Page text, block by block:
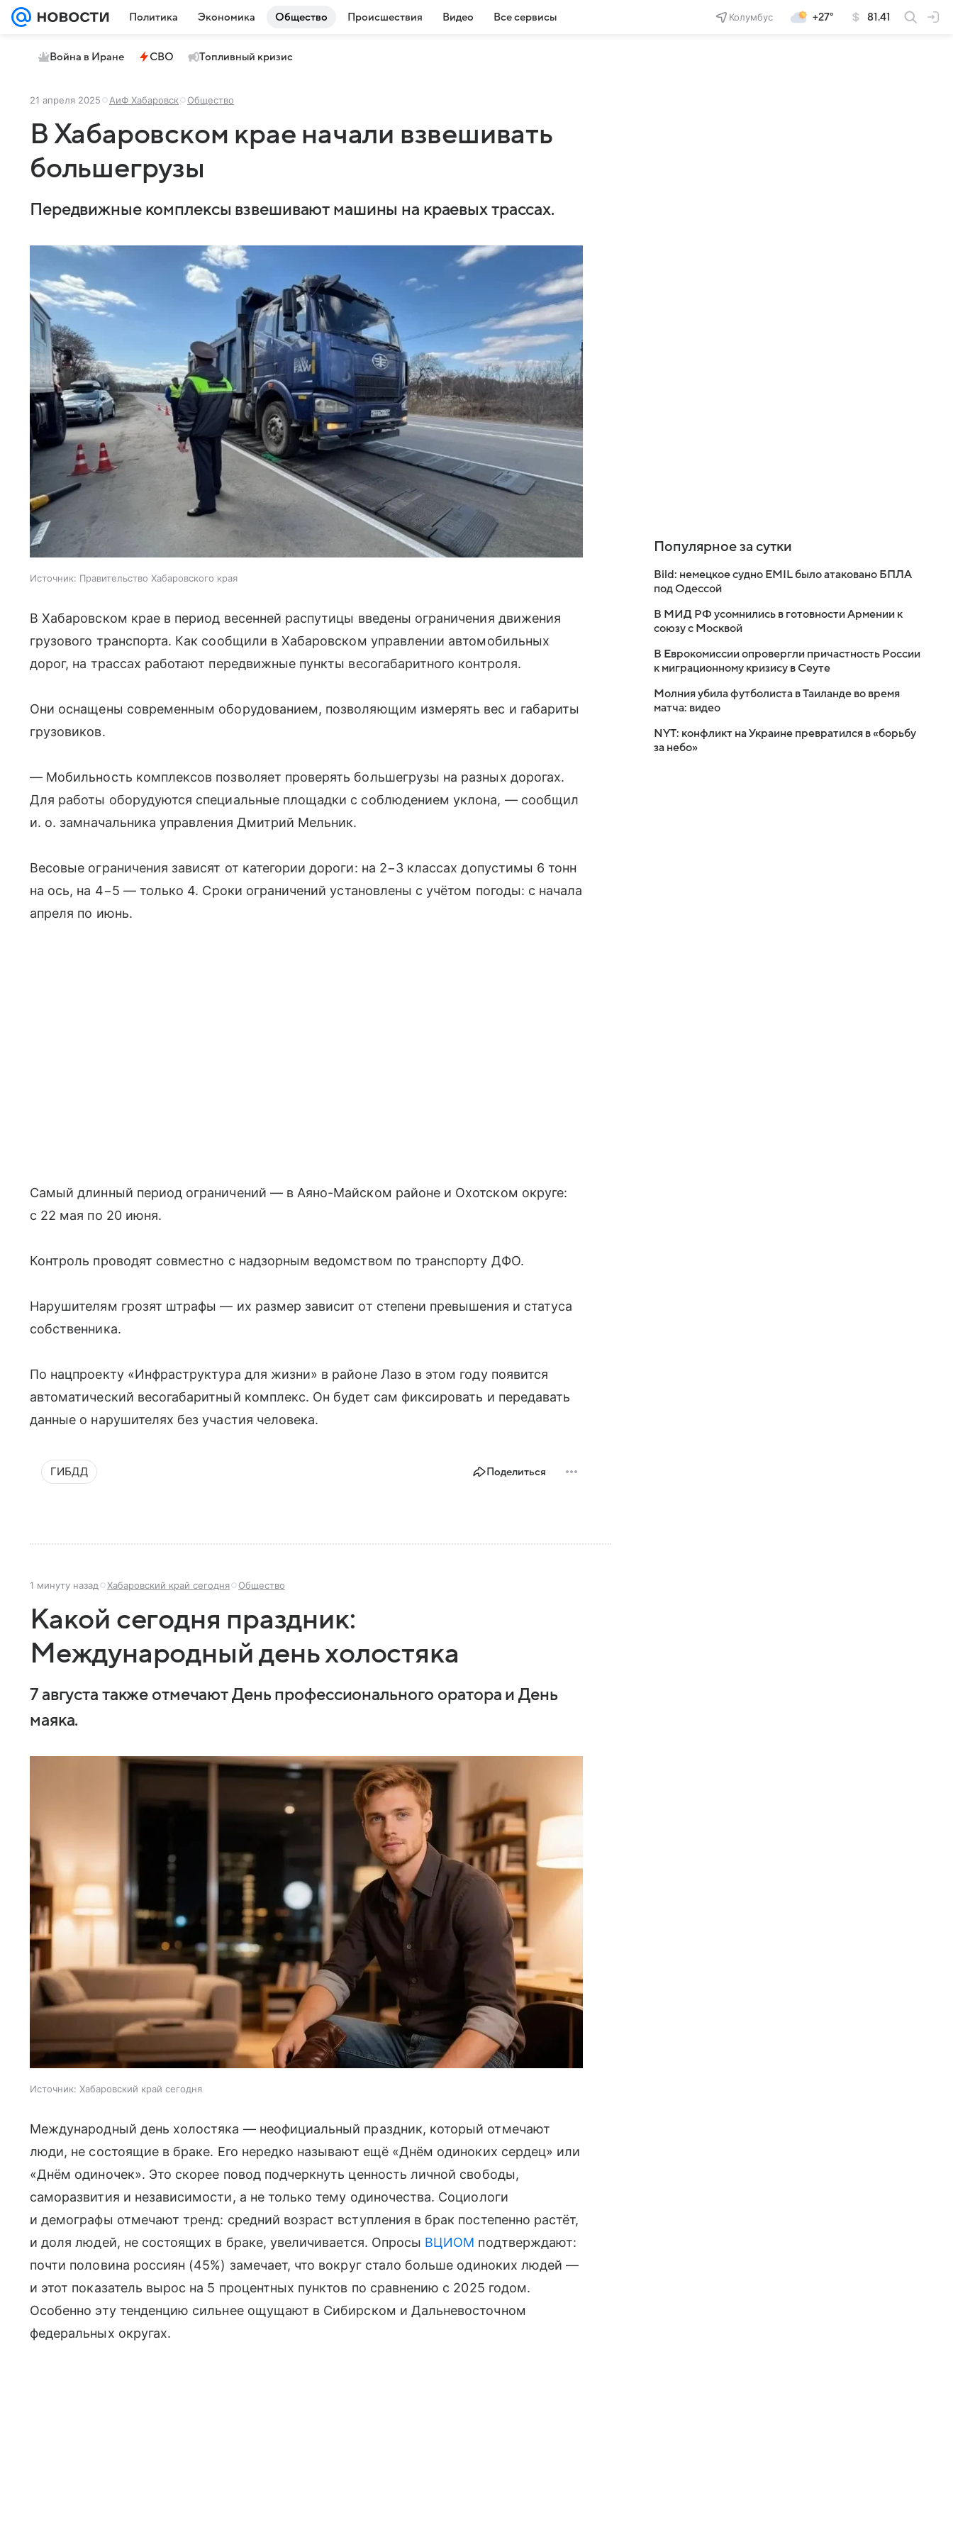
Политика Экономика Общество Происшествия Видео Все сервисы Колумбус +27° 81.41
Война в Иране СВО Топливный кризис
21 апреля 2025 АиФ Хабаровск Общество
В Хабаровском крае начали взвешивать
большегрузы
Передвижные комплексы взвешивают машины на краевых трассах.
Источник: Правительство Хабаровского края
В Хабаровском крае в период весенней распутицы введены ограничения движения
грузового транспорта. Как сообщили в Хабаровском управлении автомобильных
дорог, на трассах работают передвижные пункты весогабаритного контроля.
Они оснащены современным оборудованием, позволяющим измерять вес и габариты
грузовиков.
— Мобильность комплексов позволяет проверять большегрузы на разных дорогах.
Для работы оборудуются специальные площадки с соблюдением уклона, — сообщил
и. о. замначальника управления Дмитрий Мельник.
Весовые ограничения зависят от категории дороги: на 2−3 классах допустимы 6 тонн
на ось, на 4−5 — только 4. Сроки ограничений установлены с учётом погоды: с начала
апреля по июнь.
Самый длинный период ограничений — в Аяно-Майском районе и Охотском округе:
с 22 мая по 20 июня.
Контроль проводят совместно с надзорным ведомством по транспорту ДФО.
Нарушителям грозят штрафы — их размер зависит от степени превышения и статуса
собственника.
По нацпроекту «Инфраструктура для жизни» в районе Лазо в этом году появится
автоматический весогабаритный комплекс. Он будет сам фиксировать и передавать
данные о нарушителях без участия человека.
ГИБДД Поделиться
1 минуту назад Хабаровский край сегодня Общество
Какой сегодня праздник:
Международный день холостяка
7 августа также отмечают День профессионального оратора и День
маяка.
Источник: Хабаровский край сегодня
Международный день холостяка — неофициальный праздник, который отмечают
люди, не состоящие в браке. Его нередко называют ещё «Днём одиноких сердец» или
«Днём одиночек». Это скорее повод подчеркнуть ценность личной свободы,
саморазвития и независимости, а не только тему одиночества. Социологи
и демографы отмечают тренд: средний возраст вступления в брак постепенно растёт,
и доля людей, не состоящих в браке, увеличивается. Опросы ВЦИОМ подтверждают:
почти половина россиян (45%) замечает, что вокруг стало больше одиноких людей —
и этот показатель вырос на 5 процентных пунктов по сравнению с 2025 годом.
Особенно эту тенденцию сильнее ощущают в Сибирском и Дальневосточном
федеральных округах.
Популярное за сутки
Bild: немецкое судно EMIL было атаковано БПЛА
под Одессой
В МИД РФ усомнились в готовности Армении к
союзу с Москвой
В Еврокомиссии опровергли причастность России
к миграционному кризису в Сеуте
Молния убила футболиста в Таиланде во время
матча: видео
NYT: конфликт на Украине превратился в «борьбу
за небо»